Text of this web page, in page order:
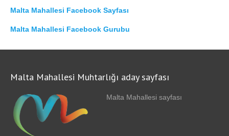
left
Malta Mahallesi Facebook Sayfası
Malta Mahallesi Facebook Gurubu
Malta Mahallesi Muhtarlığı aday sayfası
Malta Mahallesi sayfası